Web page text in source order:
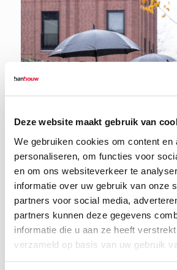
Deze website maakt gebruik van
We gebruiken cookies om content en
personaliseren, om functies voor
en om ons websiteverkeer te
informatie over uw gebruik van onze
partners voor social media,
partners kunnen deze gegevens
informatie die u aan ze heeft
verzameld op basis van uw gebruik
27 november 2024